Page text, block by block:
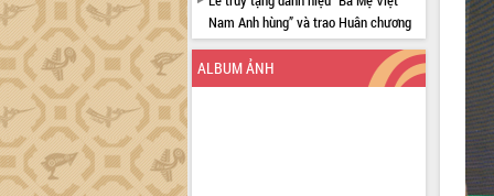
Nam Anh hùng” và trao Huân chương
Lao động
UBND tỉnh Đắk Lắk triển khai nhiệm
vụ 6 tháng cuối năm 2026
ALBUM ẢNH